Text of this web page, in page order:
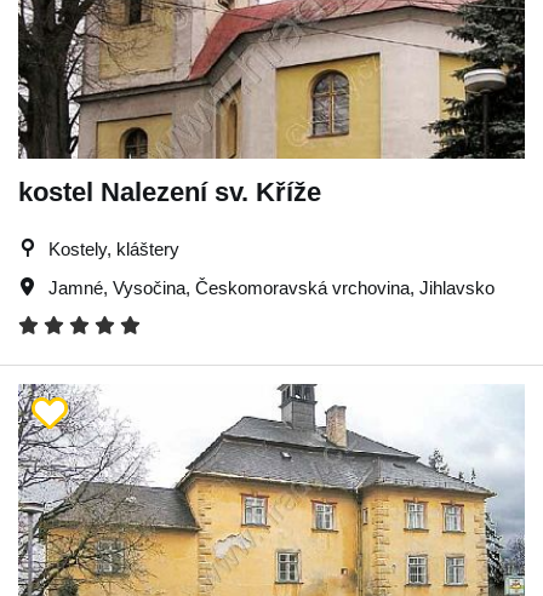
kostel Nalezení sv. Kříže
Kostely, kláštery
Jamné, Vysočina, Českomoravská vrchovina, Jihlavsko